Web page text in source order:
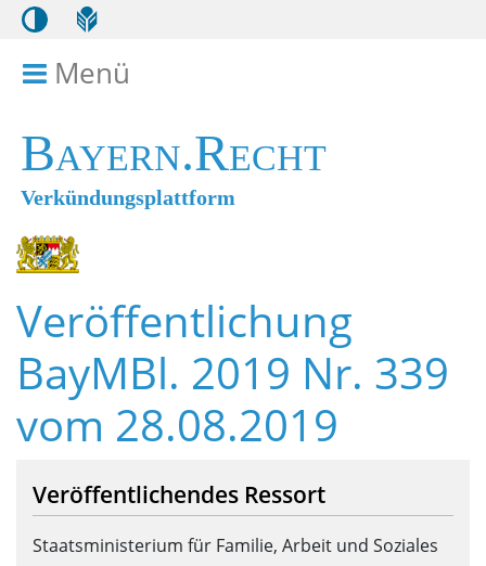
Menü
Bayern.Recht
Verkündungsplattform
Veröffentlichung
BayMBl. 2019 Nr. 339
vom 28.08.2019
Veröffentlichendes Ressort
Staatsministerium für Familie, Arbeit und Soziales